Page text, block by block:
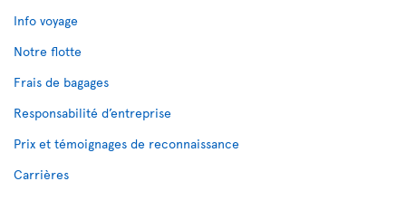
Info voyage
Notre flotte
Frais de bagages
Responsabilité d’entreprise
Prix et témoignages de reconnaissance
Carrières